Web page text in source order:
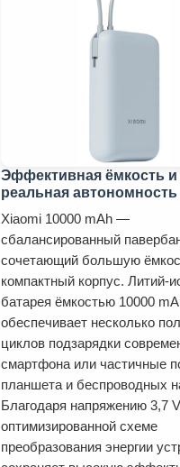
Эффективная ёмкость и
реальная автономность
Xiaomi 10000 mAh —
сбалансированный
сочетающий большую
компактный корпус.
батарея ёмкостью 10000
обеспечивает несколько
циклов подзарядки
смартфона или частичные
планшета и беспроводных
Благодаря напряжению 3,7
оптимизированной схеме
преобразования энергии